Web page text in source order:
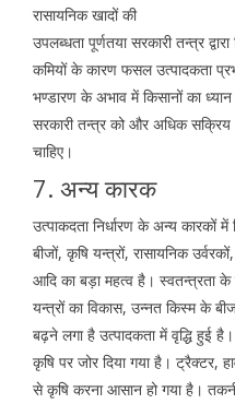
रासायनिक खादों की
उपलब्धता पूर्णतया सरकारी तन्त्र
कमियों के कारण फसल उत्पादकता
भण्डारण के अभाव में किसानों का
सरकारी तन्त्र को और अधिक सक्रिय
चाहिए।
7. अन्य कारक
उत्पाकदता निर्धारण के अन्य कारकों
बीजों, कृषि यन्त्रों, रासायनिक
आदि का बड़ा महत्व है। स्वतन्त्रता
यन्त्रों का विकास, उन्नत किस्म के
बढ़ने लगा है उत्पादकता में वृद्धि हुई
कृषि पर जोर दिया गया है। ट्रैक्टर,
से कृषि करना आसान हो गया है।